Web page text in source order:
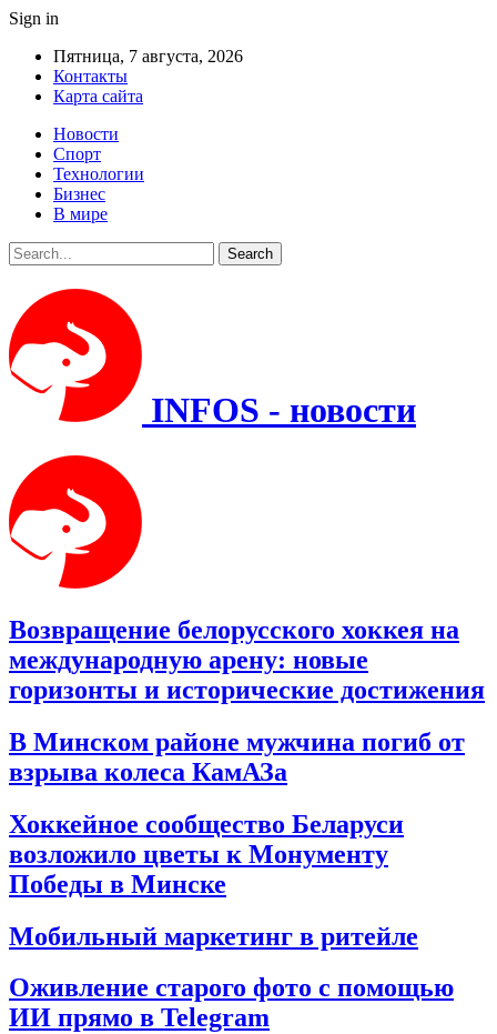
Sign in
Пятница, 7 августа, 2026
Контакты
Карта сайта
Новости
Спорт
Технологии
Бизнес
В мире
INFOS - новости
Возвращение белорусского хоккея на
международную арену: новые
горизонты и исторические достижения
В Минском районе мужчина погиб от
взрыва колеса КамАЗа
Хоккейное сообщество Беларуси
возложило цветы к Монументу
Победы в Минске
Мобильный маркетинг в ритейле
Оживление старого фото с помощью
ИИ прямо в Telegram